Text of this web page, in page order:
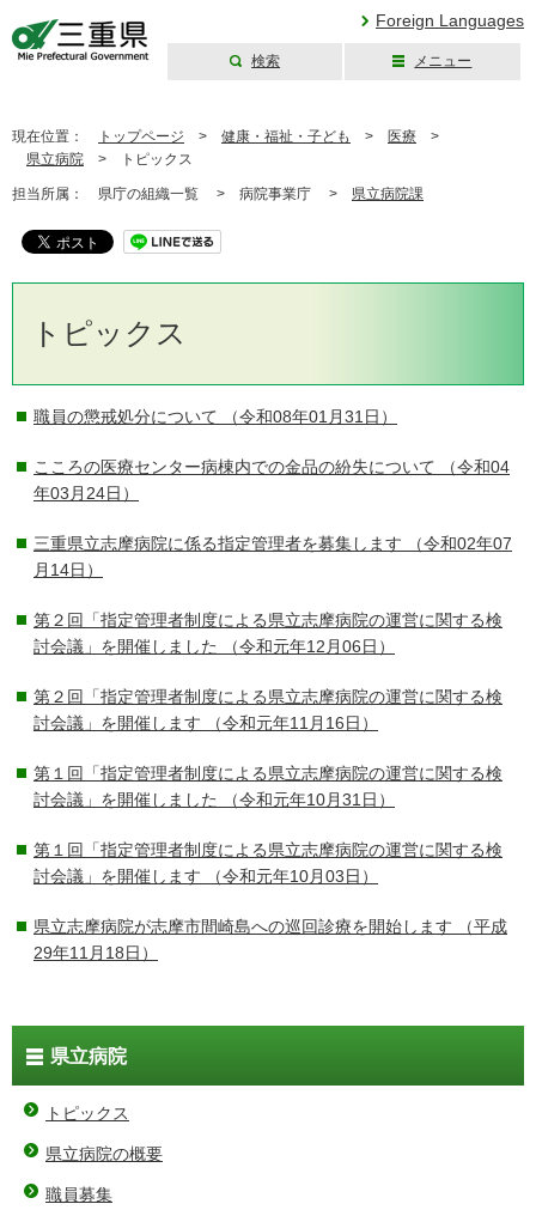
Foreign Languages
検索 メニュー
現在位置： トップページ > 健康・福祉・子ども > 医療 >
県立病院 > トピックス
担当所属： 県庁の組織一覧 > 病院事業庁 > 県立病院課
トピックス
職員の懲戒処分について （令和08年01月31日）
こころの医療センター病棟内での金品の紛失について （令和04
年03月24日）
三重県立志摩病院に係る指定管理者を募集します （令和02年07
月14日）
第２回「指定管理者制度による県立志摩病院の運営に関する検
討会議」を開催しました
（令和元年12月06日）
第２回「指定管理者制度による県立志摩病院の運営に関する検
討会議」を開催します （令和元年11月16日）
第１回「指定管理者制度による県立志摩病院の運営に関する検
討会議」を開催しました
（令和元年10月31日）
第１回「指定管理者制度による県立志摩病院の運営に関する検
討会議」を開催します
（令和元年10月03日）
県立志摩病院が志摩市間崎島への巡回診療を開始します （平成
29年11月18日）
県立病院
トピックス
県立病院の概要
職員募集